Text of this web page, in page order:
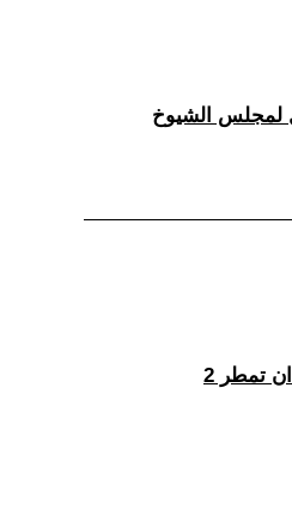
لمجلس الشيوخ